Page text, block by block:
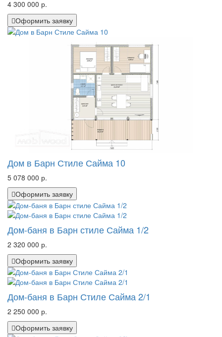
4 300 000 р.
Оформить заявку
Дом в Барн Стиле Сайма 10
5 078 000 р.
Оформить заявку
Дом-баня в Барн стиле Сайма 1/2
2 320 000 р.
Оформить заявку
Дом-баня в Барн Стиле Сайма 2/1
2 250 000 р.
Оформить заявку